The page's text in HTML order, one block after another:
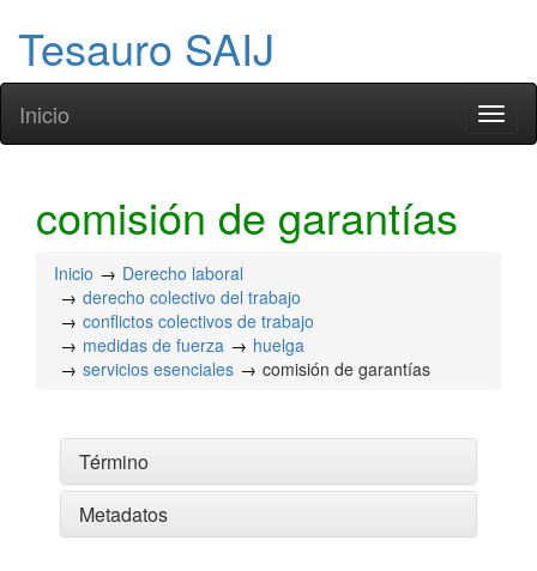
Tesauro SAIJ
Inicio
comisión de garantías
Inicio
Derecho laboral
derecho colectivo del trabajo
conflictos colectivos de trabajo
medidas de fuerza
huelga
servicios esenciales
comisión de garantías
Término
Metadatos